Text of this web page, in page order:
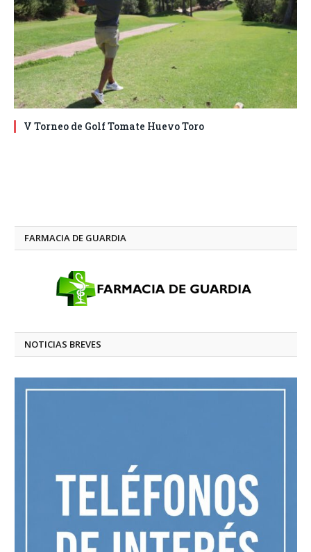
V Torneo de Golf Tomate Huevo Toro
FARMACIA DE GUARDIA
NOTICIAS BREVES